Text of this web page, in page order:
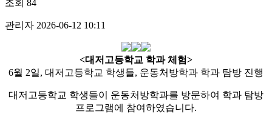
조회 84
관리자 2026-06-12 10:11
<대저고등학교 학과 체험>
6월 2일, 대저고등학교 학생들, 운동처방학과 학과 탐방 진행
대저고등학교 학생들이 운동처방학과를 방문하여 학과 탐방
프로그램에 참여하였습니다.